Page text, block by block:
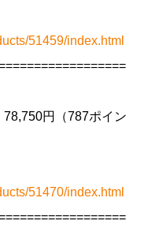
51459/index.html
78,750円（787ポイン
51470/index.html